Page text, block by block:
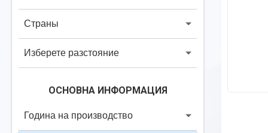
Страны
Изберете разстояние
ОСНОВНА ИНФОРМАЦИЯ
Година на производство